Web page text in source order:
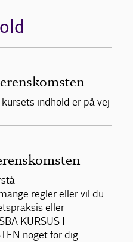
indhold er på vej
regler eller vil du
eller
KURSUS I
noget for dig